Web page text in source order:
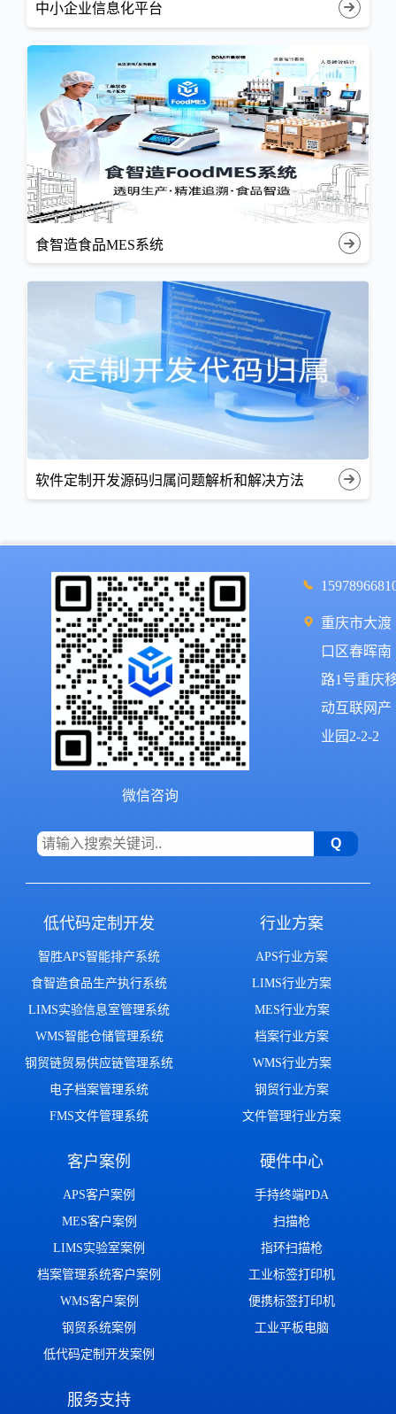
中小企业信息化平台
食智造食品MES系统
软件定制开发源码归属问题解析和解决方法
微信咨询
重庆市大渡
口区春晖南
路1号重庆
动互联网产
业园2-2-2
低代码定制开发
智胜APS智能排产系统
食智造食品生产执行系统
LIMS实验信息室管理系统
WMS智能仓储管理系统
钢贸链贸易供应链管理系统
电子档案管理系统
FMS文件管理系统
行业方案
APS行业方案
LIMS行业方案
MES行业方案
档案行业方案
WMS行业方案
钢贸行业方案
文件管理行业方案
客户案例
APS客户案例
MES客户案例
LIMS实验室案例
档案管理系统客户案例
WMS客户案例
钢贸系统案例
低代码定制开发案例
硬件中心
手持终端PDA
扫描枪
指环扫描枪
工业标签打印机
便携标签打印机
工业平板电脑
服务支持